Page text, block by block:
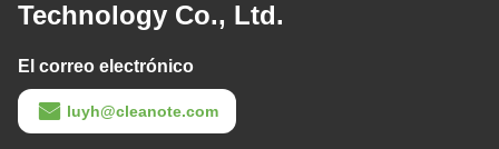
Technology Co., Ltd.
El correo electrónico
luyh@cleanote.com